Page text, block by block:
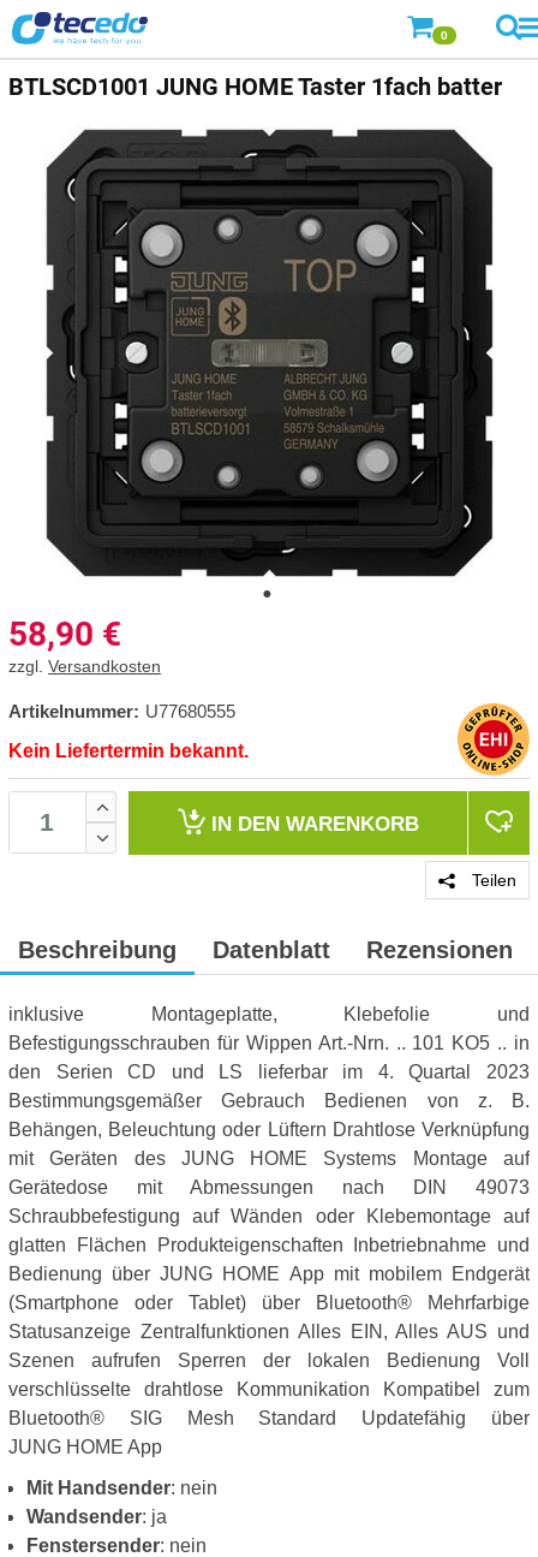
0
BTLSCD1001 JUNG HOME Taster 1fach batter
58,90 €
zzgl. Versandkosten
Artikelnummer: U77680555
Kein Liefertermin bekannt.
IN DEN WARENKORB
Teilen
Beschreibung Datenblatt Rezensionen
inklusive Montageplatte, Klebefolie und
Befestigungsschrauben für Wippen Art.-Nrn. .. 101 KO5 .. in
den Serien CD und LS lieferbar im 4. Quartal 2023
Bestimmungsgemäßer Gebrauch Bedienen von z. B.
Behängen, Beleuchtung oder Lüftern Drahtlose Verknüpfung
mit Geräten des JUNG HOME Systems Montage auf
Gerätedose mit Abmessungen nach DIN 49073
Schraubbefestigung auf Wänden oder Klebemontage auf
glatten Flächen Produkteigenschaften Inbetriebnahme und
Bedienung über JUNG HOME App mit mobilem Endgerät
(Smartphone oder Tablet) über Bluetooth® Mehrfarbige
Statusanzeige Zentralfunktionen Alles EIN, Alles AUS und
Szenen aufrufen Sperren der lokalen Bedienung Voll
verschlüsselte drahtlose Kommunikation Kompatibel zum
Bluetooth® SIG Mesh Standard Updatefähig über
JUNG HOME App
Mit Handsender: nein
Wandsender: ja
Fenstersender: nein